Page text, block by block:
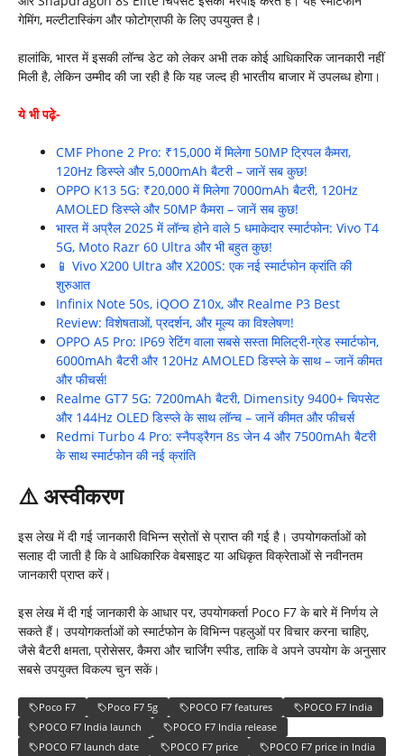
गेमिंग, मल्टीटास्किंग और फोटोग्राफी के लिए उपयुक्त है।
हालांकि, भारत में इसकी लॉन्च डेट को लेकर अभी तक कोई आधिकारिक जानकारी नहीं
मिली है, लेकिन उम्मीद की जा रही है कि यह जल्द ही भारतीय बाजार में उपलब्ध होगा।
ये भी पढ़े-
CMF Phone 2 Pro: ₹15,000 में मिलेगा 50MP ट्रिपल कैमरा,
120Hz डिस्प्ले और 5,000mAh बैटरी – जानें सब कुछ!
OPPO K13 5G: ₹20,000 में मिलेगा 7000mAh बैटरी, 120Hz
AMOLED डिस्प्ले और 50MP कैमरा – जानें सब कुछ!
भारत में अप्रैल 2025 में लॉन्च होने वाले 5 धमाकेदार स्मार्टफोन: Vivo T4
5G, Moto Razr 60 Ultra और भी बहुत कुछ!
📱 Vivo X200 Ultra और X200S: एक नई स्मार्टफोन क्रांति की
शुरुआत
Infinix Note 50s, iQOO Z10x, और Realme P3 Best
Review: विशेषताओं, प्रदर्शन, और मूल्य का विश्लेषण!
OPPO A5 Pro: IP69 रेटिंग वाला सबसे सस्ता मिलिट्री-ग्रेड स्मार्टफोन,
6000mAh बैटरी और 120Hz AMOLED डिस्प्ले के साथ – जानें कीमत
और फीचर्स!
Realme GT7 5G: 7200mAh बैटरी, Dimensity 9400+ चिपसेट
और 144Hz OLED डिस्प्ले के साथ लॉन्च – जानें कीमत और फीचर्स
Redmi Turbo 4 Pro: स्नैपड्रैगन 8s जेन 4 और 7500mAh बैटरी
के साथ स्मार्टफोन की नई क्रांति
⚠️अस्वीकरण
इस लेख में दी गई जानकारी विभिन्न स्रोतों से प्राप्त की गई है। उपयोगकर्ताओं को
सलाह दी जाती है कि वे आधिकारिक वेबसाइट या अधिकृत विक्रेताओं से नवीनतम
जानकारी प्राप्त करें।​
इस लेख में दी गई जानकारी के आधार पर, उपयोगकर्ता Poco F7 के बारे में निर्णय ले
सकते हैं। उपयोगकर्ताओं को स्मार्टफोन के विभिन्न पहलुओं पर विचार करना चाहिए,
जैसे बैटरी क्षमता, प्रोसेसर, कैमरा और चार्जिंग स्पीड, ताकि वे अपने उपयोग के अनुसार
सबसे उपयुक्त विकल्प चुन सकें।
Poco F7 Poco F7 5g POCO F7 features
POCO F7 India
POCO F7 India launch
POCO F7 India release
POCO F7 launch date
POCO F7 price
POCO F7 price in India